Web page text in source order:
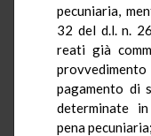
pecuniaria,
32 del d.l. n.
reati già
pagamento di
determinate
pena pecuniaria;